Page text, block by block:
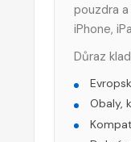
pouzdra
iPhone,
Důraz
Obaly,